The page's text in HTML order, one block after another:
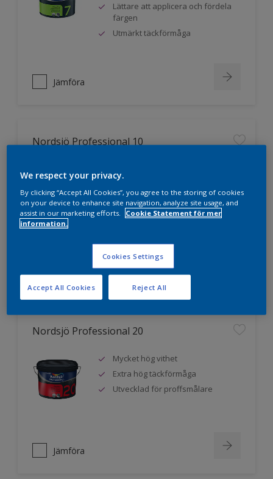
Lättare att applicera och fördela
färgen
Utmärkt täckförmåga
Jämföra
Nordsjö Professional 10
mörka kulörer
Lättare att applicera och fördela
färgen
Nordsjö Professional 20
Mycket hög vithet
Extra hög täckförmåga
Utvecklad för proffsmålare
Jämföra
We respect your privacy.
By clicking “Accept All Cookies”, you agree to the storing of cookies
on your device to enhance site navigation, analyze site usage, and
assist in our marketing efforts.
Cookie Statement för mer
information.
Cookies Settings
Reject All
Accept All Cookies